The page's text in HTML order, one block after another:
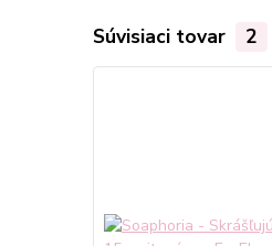
Súvisiaci tovar 2